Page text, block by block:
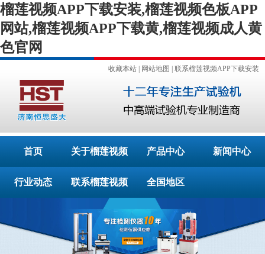
榴莲视频APP下载安装,榴莲视频色板APP
网站,榴莲视频APP下载黄,榴莲视频成人黄
色官网
收藏本站 网站地图 联系榴莲视频APP下载安装
首页 关于榴莲视频
APP下载安装
产品中心 新闻中心
行业动态 联系榴莲视频
APP下载安装
全国地区